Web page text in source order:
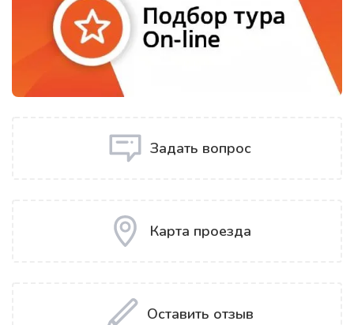
Задать вопрос
Карта проезда
Оставить отзыв